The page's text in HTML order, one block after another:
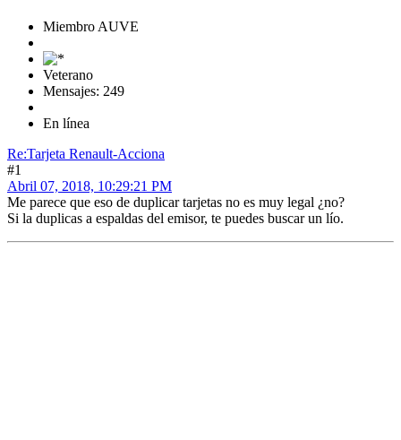
Miembro AUVE
Veterano
Mensajes: 249
En línea
Re:Tarjeta Renault-Acciona
#1
Abril 07, 2018, 10:29:21 PM
Me parece que eso de duplicar tarjetas no es muy legal ¿no?
Si la duplicas a espaldas del emisor, te puedes buscar un lío.